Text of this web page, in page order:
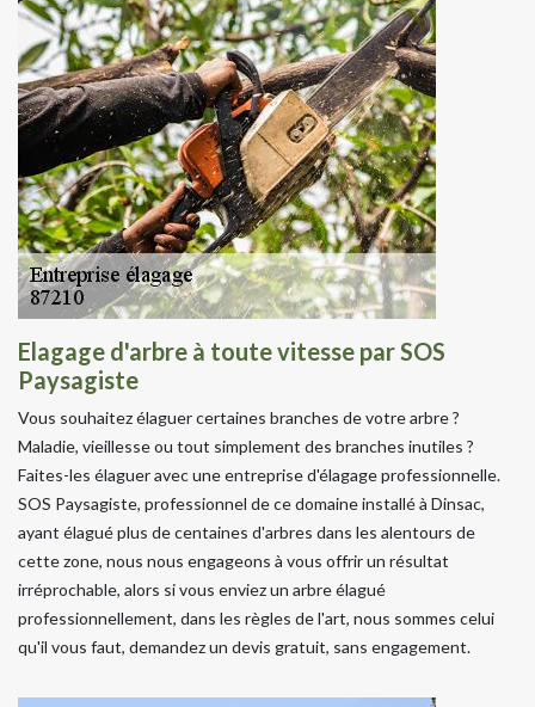
Elagage d'arbre à toute vitesse par SOS
Paysagiste
Vous souhaitez élaguer certaines branches de votre arbre ?
Maladie, vieillesse ou tout simplement des branches inutiles ?
Faites-les élaguer avec une entreprise d'élagage professionnelle.
SOS Paysagiste, professionnel de ce domaine installé à Dinsac,
ayant élagué plus de centaines d'arbres dans les alentours de
cette zone, nous nous engageons à vous offrir un résultat
irréprochable, alors si vous enviez un arbre élagué
professionnellement, dans les règles de l'art, nous sommes celui
qu'il vous faut, demandez un devis gratuit, sans engagement.